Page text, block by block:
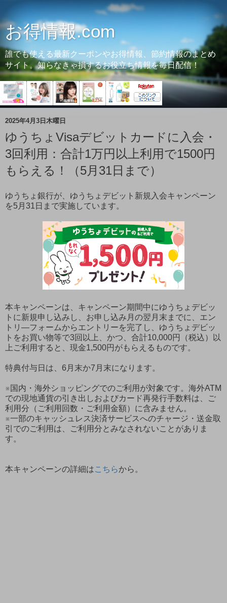
お得情報.com
誰でも使える最新クーポンやお得情報、節約情報のまとめ
サイト。知らなきゃ損するお役立ち情報を毎日配信！
2025年4月3日木曜日
ゆうちょVisaデビットカードに入会・
3回利用：合計1万円以上利用で1500円
もらえる！（5月31日まで）
ゆうちょ銀行が、ゆうちょデビット新規入会キャンペーン
を5月31日まで実施しています。
本キャンペーンは、キャンペーン期間中にゆうちょデビッ
トに新規申し込みし、お申し込み月の翌月末までに、エン
トリ―フォームからエントリーを完了し、ゆうちょデビッ
トをお買い物等で3回以上、かつ、合計10,000円（税込）以
上ご利用すると、現金1,500円がもらえるものです。
特典付与日は、6月末か7月末になります。
※国内・海外ショッピングでのご利用が対象です。海外ATM
での現地通貨の引き出しおよびカード再発行手数料は、ご
利用分（ご利用回数・ご利用金額）に含みません。
※一部のキャッシュレス決済サービスへのチャージ・送金取
引でのご利用は、ご利用分とみなされないことがありま
す。
本キャンペーンの詳細はこちらから。